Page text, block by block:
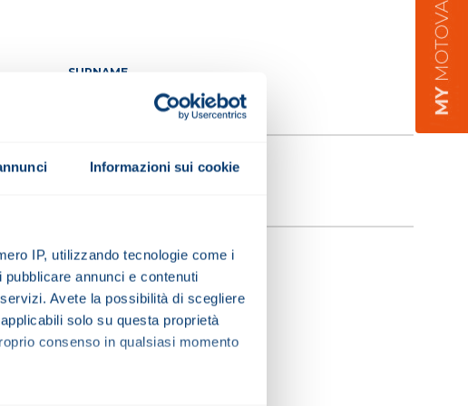
Informazioni sui cookie
IP, utilizzando tecnologie come i
annunci e contenuti
Avete la possibilità di scegliere
solo su questa proprietà
consenso in qualsiasi momento
SURNAME
EMAIL